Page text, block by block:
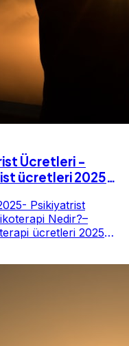
Ücretleri -
ücretleri 2025-
Psikiyatrist
Nedir?–
ücretleri 2025